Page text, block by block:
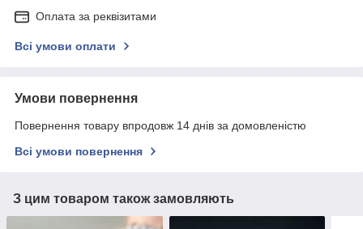
Оплата за реквізитами
Всі умови оплати
Умови повернення
Повернення товару впродовж 14 днів за домовленістю
Всі умови повернення
З цим товаром також замовляють